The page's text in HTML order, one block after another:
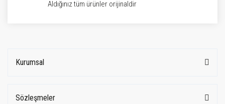
Aldığınız tüm ürünler orijinaldir
Kurumsal
Sözleşmeler